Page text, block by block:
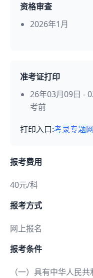
资格审查
2026年1月
准考证打印
26年03月09日 -
考前
打印入口:考录专题
报考费用
40元/科
报考方式
网上报名
报考条件
（一）具有中华人民